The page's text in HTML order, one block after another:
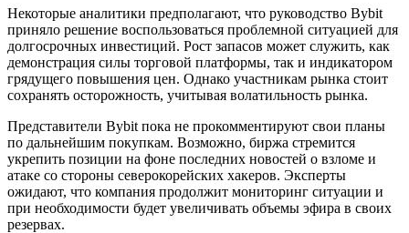
Некоторые аналитики предполагают, что руководство Bybit
приняло решение воспользоваться проблемной ситуацией для
долгосрочных инвестиций. Рост запасов может служить, как
демонстрация силы торговой платформы, так и индикатором
грядущего повышения цен. Однако участникам рынка стоит
сохранять осторожность, учитывая волатильность рынка.
Представители Bybit пока не прокомментируют свои планы
по дальнейшим покупкам. Возможно, биржа стремится
укрепить позиции на фоне последних новостей о взломе и
атаке со стороны северокорейских хакеров. Эксперты
ожидают, что компания продолжит мониторинг ситуации и
при необходимости будет увеличивать объемы эфира в своих
резервах.